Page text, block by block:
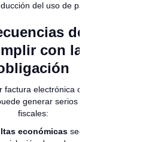
del uso de papel.
de no
con la
factura electrónica cuando
generar serios problemas
fiscales:
económicassegún la